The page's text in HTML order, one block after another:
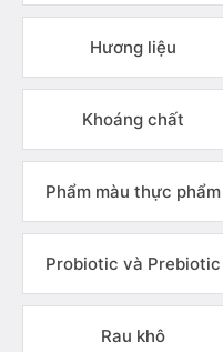
Hương liệu
Khoáng chất
Phẩm màu thực phẩm
Probiotic và Prebiotic
Rau khô